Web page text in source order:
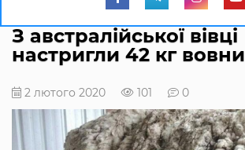
З австралійської вівці
настригли 42 кг вовни
2 лютого 2020 101 0